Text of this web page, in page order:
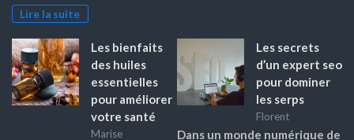
Lire la suite
Les bienfaits
des huiles
essentielles
pour améliorer
votre santé
Marise
Les secrets
d’un expert seo
pour dominer
les serps
Florent
Dans un monde numérique de